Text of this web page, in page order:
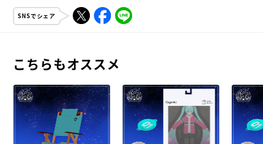
SNSでシェア
こちらもオススメ